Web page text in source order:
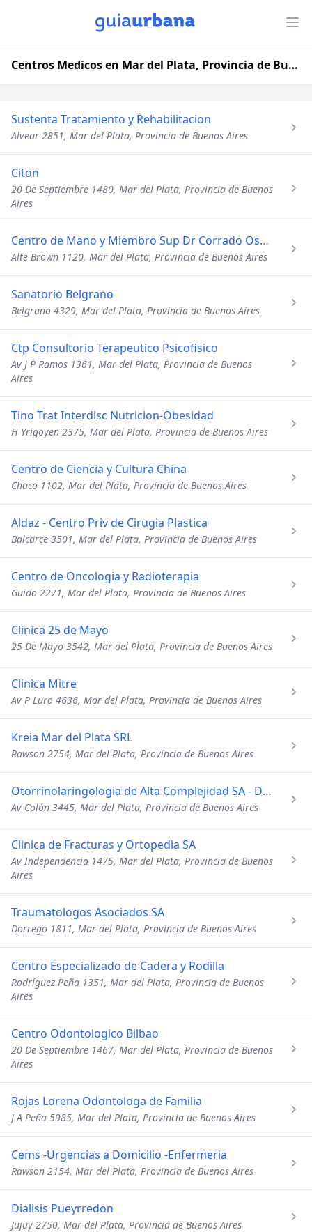
Centros Medicos en Mar del Plata, Provincia de Buenos Aires
Sustenta Tratamiento y Rehabilitacion
Alvear 2851, Mar del Plata, Provincia de Buenos Aires
Citon
20 De Septiembre 1480, Mar del Plata, Provincia de Buenos
Aires
Centro de Mano y Miembro Sup Dr Corrado Oscar a
Alte Brown 1120, Mar del Plata, Provincia de Buenos Aires
Sanatorio Belgrano
Belgrano 4329, Mar del Plata, Provincia de Buenos Aires
Ctp Consultorio Terapeutico Psicofisico
Av J P Ramos 1361, Mar del Plata, Provincia de Buenos
Aires
Tino Trat Interdisc Nutricion-Obesidad
H Yrigoyen 2375, Mar del Plata, Provincia de Buenos Aires
Centro de Ciencia y Cultura China
Chaco 1102, Mar del Plata, Provincia de Buenos Aires
Aldaz - Centro Priv de Cirugia Plastica
Balcarce 3501, Mar del Plata, Provincia de Buenos Aires
Centro de Oncologia y Radioterapia
Guido 2271, Mar del Plata, Provincia de Buenos Aires
Clinica 25 de Mayo
25 De Mayo 3542, Mar del Plata, Provincia de Buenos Aires
Clinica Mitre
Av P Luro 4636, Mar del Plata, Provincia de Buenos Aires
Kreia Mar del Plata SRL
Rawson 2754, Mar del Plata, Provincia de Buenos Aires
Otorrinolaringologia de Alta Complejidad SA - Dr Pablo Garay
Av Colón 3445, Mar del Plata, Provincia de Buenos Aires
Clinica de Fracturas y Ortopedia SA
Av Independencia 1475, Mar del Plata, Provincia de Buenos
Aires
Traumatologos Asociados SA
Dorrego 1811, Mar del Plata, Provincia de Buenos Aires
Centro Especializado de Cadera y Rodilla
Rodríguez Peña 1351, Mar del Plata, Provincia de Buenos
Aires
Centro Odontologico Bilbao
20 De Septiembre 1467, Mar del Plata, Provincia de Buenos
Aires
Rojas Lorena Odontologa de Familia
J A Peña 5985, Mar del Plata, Provincia de Buenos Aires
Cems -Urgencias a Domicilio -Enfermeria
Rawson 2154, Mar del Plata, Provincia de Buenos Aires
Dialisis Pueyrredon
Jujuy 2750, Mar del Plata, Provincia de Buenos Aires